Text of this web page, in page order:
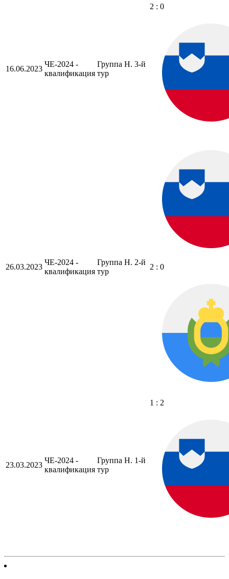
16.06.2023
ЧЕ-2024 -
квалификация
Группа H. 3-й
тур
2 : 0
26.03.2023
ЧЕ-2024 -
квалификация
Группа H. 2-й
тур
2 : 0
23.03.2023
ЧЕ-2024 -
квалификация
Группа H. 1-й
тур
1 : 2